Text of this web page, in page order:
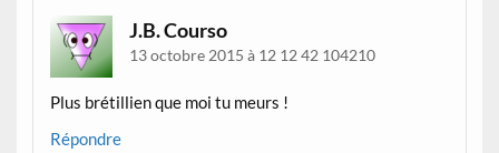
J.B. Courso
13 octobre 2015 à 12 12 42 104210
Plus brétillien que moi tu meurs !
Répondre